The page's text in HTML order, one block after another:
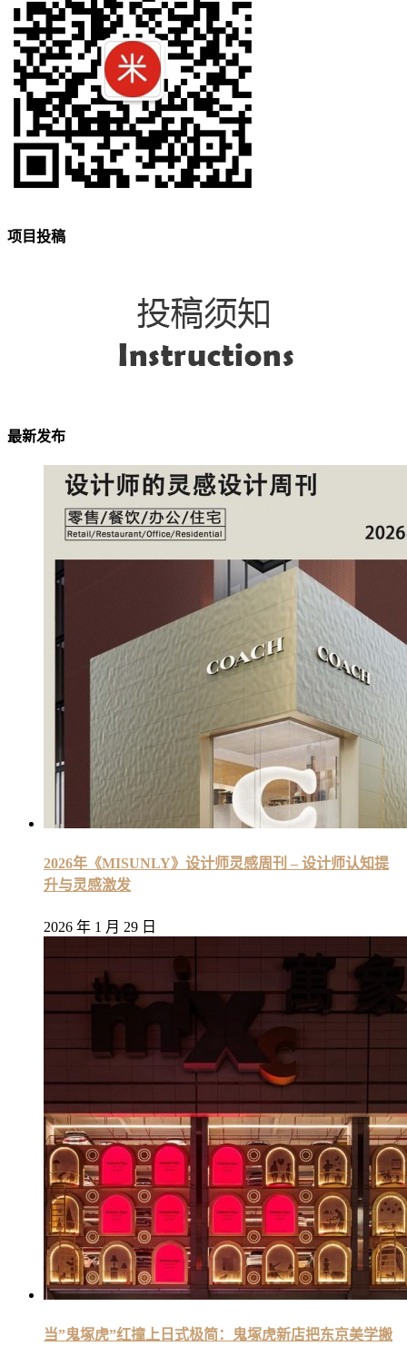
项目投稿
最新发布
2026年《MISUNLY》设计师灵感周刊 – 设计师认知提
升与灵感激发
2026 年 1 月 29 日
当”鬼塚虎”红撞上日式极简：鬼塚虎新店把东京美学搬